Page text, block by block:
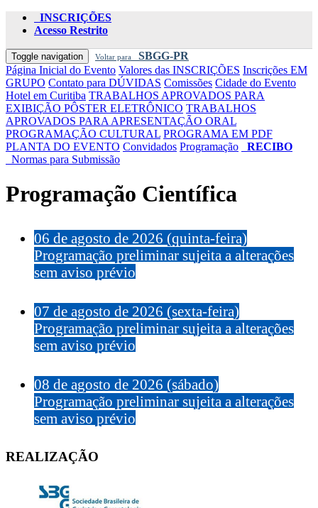
INSCRIÇÕES
Acesso Restrito
Toggle navigation Voltar para
SBGG-PR
Página Inicial do Evento Valores das INSCRIÇÕES Inscrições EM
GRUPO Contato para DÚVIDAS Comissões Cidade do Evento
Hotel em Curitiba TRABALHOS APROVADOS PARA
EXIBIÇÃO PÔSTER ELETRÔNICO TRABALHOS
APROVADOS PARA APRESENTAÇÃO ORAL
PROGRAMAÇÃO CULTURAL PROGRAMA EM PDF
PLANTA DO EVENTO Convidados Programação
RECIBO
Normas para Submissão
Programação Científica
06 de agosto de 2026 (quinta-feira)
Programação preliminar sujeita a alterações
sem aviso prévio
07 de agosto de 2026 (sexta-feira)
Programação preliminar sujeita a alterações
sem aviso prévio
08 de agosto de 2026 (sábado)
Programação preliminar sujeita a alterações
sem aviso prévio
REALIZAÇÃO